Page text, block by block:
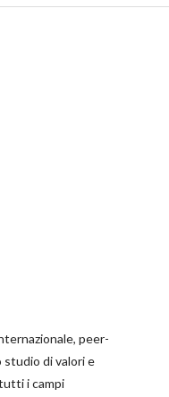
peer-
studio di valori e
i campi